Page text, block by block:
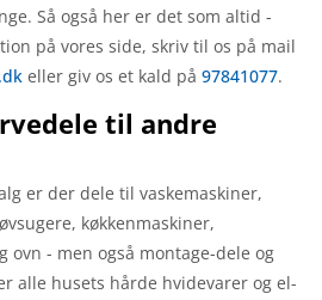
Så også her er det som altid -
på vores side, skriv til os på mail
eller giv os et kald på 97841077.
til andre
er der dele til vaskemaskiner,
køkkenmaskiner,
ovn - men også montage-dele og
alle husets hårde hvidevarer og el-